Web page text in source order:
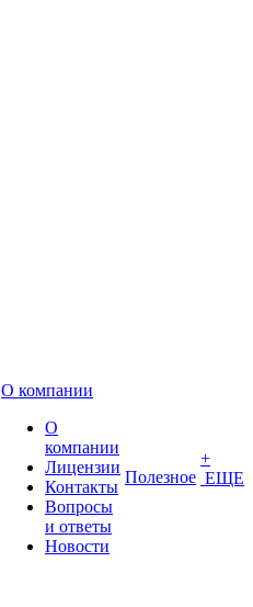
О компании
О
компании
Лицензии
Контакты
Вопросы
и ответы
Новости
Полезное
+
ЕЩЕ